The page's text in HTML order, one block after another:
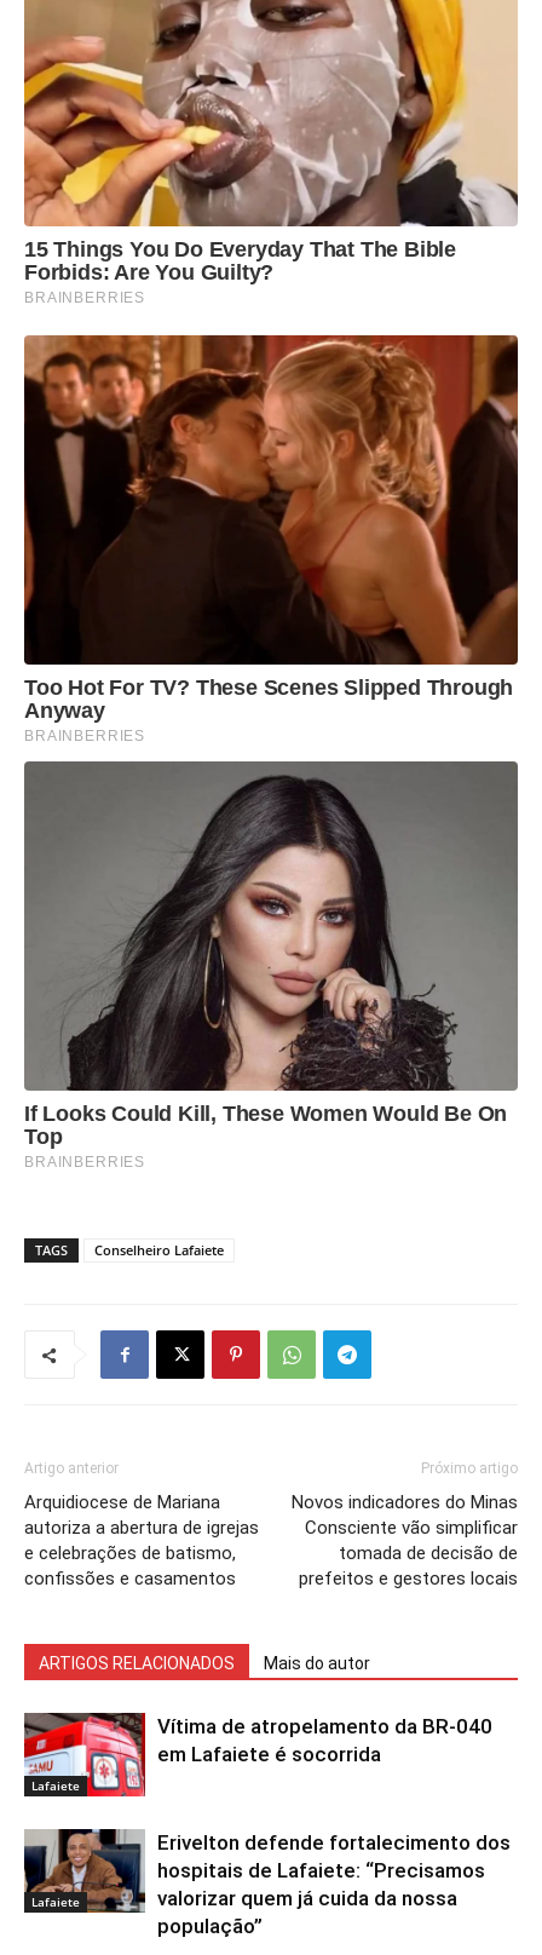
TAGS Conselheiro Lafaiete
Artigo anterior
Arquidiocese de Mariana
autoriza a abertura de igrejas
e celebrações de batismo,
confissões e casamentos
Próximo artigo
Novos indicadores do Minas
Consciente vão simplificar
tomada de decisão de
prefeitos e gestores locais
ARTIGOS RELACIONADOS Mais do autor
Lafaiete
Vítima de atropelamento da BR-040
em Lafaiete é socorrida
Lafaiete
Erivelton defende fortalecimento dos
hospitais de Lafaiete: “Precisamos
valorizar quem já cuida da nossa
população”